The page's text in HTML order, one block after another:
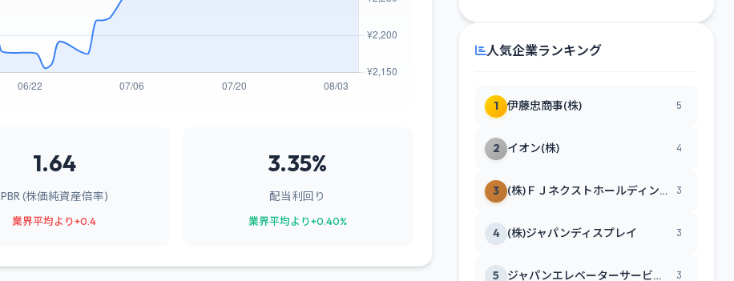
1.64
PBR (株価純資産倍率)
業界平均より+0.4
3.35%
配当利回り
業界平均より+0.40%
人気企業ランキング
1 伊藤忠商事(株) 5
2 イオン(株) 4
3 (株)ＦＪネクストホールディングス 3
4 (株)ジャパンディスプレイ 3
5 ジャパンエレベーターサービスホールディングス(株) 3